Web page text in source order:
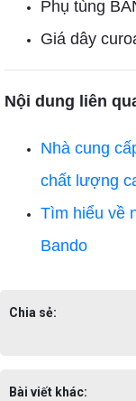
Phụ tùng
Giá dây
Nội dung liên
Nhà cung
chất lượng
Tìm hiểu về
Bando
Chia sẻ:
Bài viết khác: